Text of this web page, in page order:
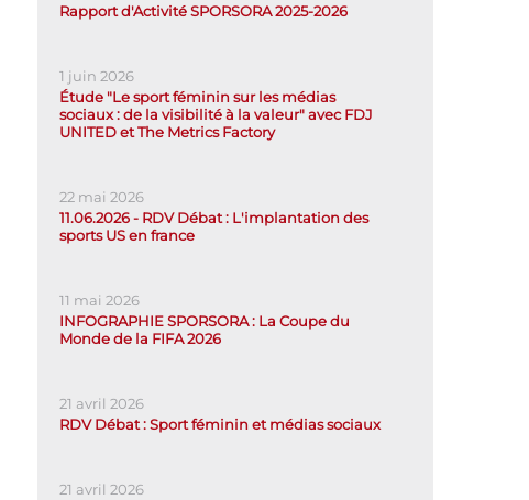
Rapport d'Activité SPORSORA 2025-2026
1 juin 2026
Étude "Le sport féminin sur les médias
sociaux : de la visibilité à la valeur" avec FDJ
UNITED et The Metrics Factory
22 mai 2026
11.06.2026 - RDV Débat : L'implantation des
sports US en france
11 mai 2026
INFOGRAPHIE SPORSORA : La Coupe du
Monde de la FIFA 2026
21 avril 2026
RDV Débat : Sport féminin et médias sociaux
21 avril 2026